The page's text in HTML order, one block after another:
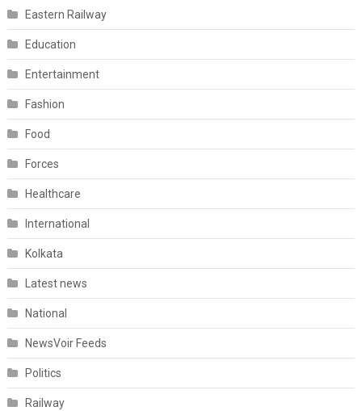
Eastern Railway
Education
Entertainment
Fashion
Food
Forces
Healthcare
International
Kolkata
Latest news
National
NewsVoir Feeds
Politics
Railway